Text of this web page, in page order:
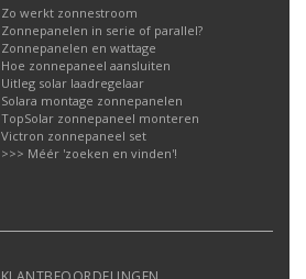
Zo werkt zonnestroom
Zonnepanelen in serie of parallel?
Zonnepanelen en wattage
Hoe zonnepaneel aansluiten
Uitleg solar laadregelaar
Solara montage zonnepanelen
TopSolar zonnepaneel monteren
Victron zonnepaneel set
>>> Méér 'zoeken en vinden'!